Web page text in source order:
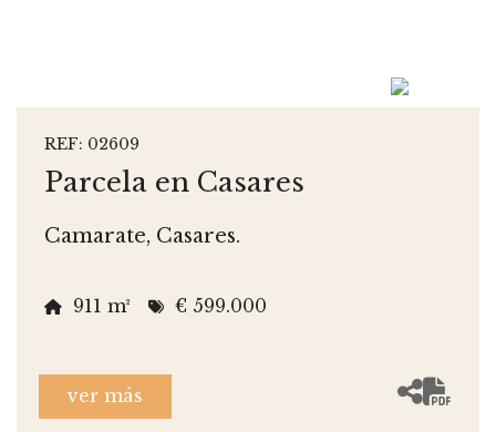
REF: 02609
Parcela en Casares
Camarate, Casares.
911 m² € 599.000
ver más